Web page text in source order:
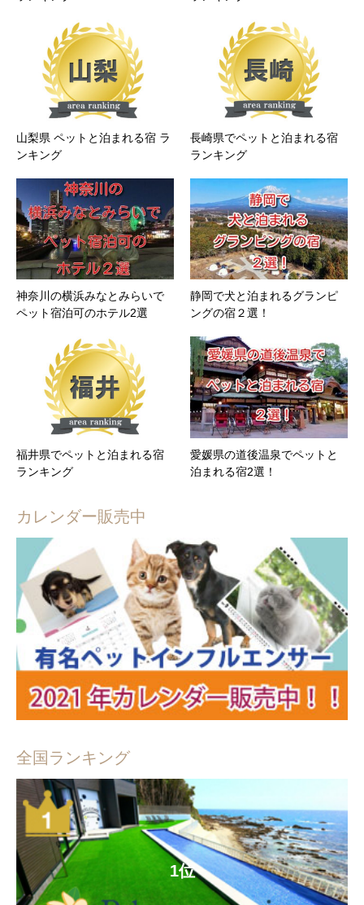
山梨県 ペットと泊まれる宿 ラ
ンキング
長崎県でペットと泊まれる宿
ランキング
神奈川の横浜みなとみらいで
ペット宿泊可のホテル2選
静岡で犬と泊まれるグランピ
ングの宿２選！
福井県でペットと泊まれる宿
ランキング
愛媛県の道後温泉でペットと
泊まれる宿2選！
カレンダー販売中
全国ランキング
1位